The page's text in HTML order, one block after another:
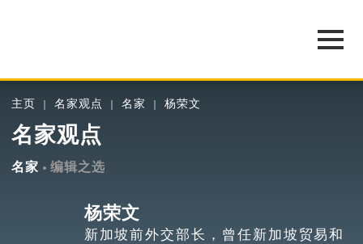
主页 名家观点 名家 杨荣文
名家观点
名家 编辑之选
杨荣文
新加坡前外交部长，曾任新加坡贸易和